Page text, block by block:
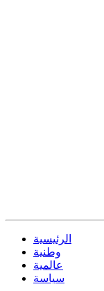
الرئيسية
وطنية
عالمية
سياسة